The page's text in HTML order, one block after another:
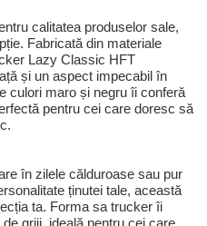
calitatea produselor sale,
Fabricată din materiale
Lazy Classic HFT
și un aspect impecabil în
culori maro și negru îi conferă
pentru cei care doresc să
în zilele călduroase sau pur
ținutei tale, această
ta. Forma sa trucker îi